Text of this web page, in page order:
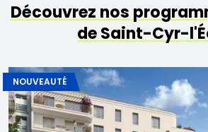
Découvrez nos
de Saint-Cyr-
NOUVEAUTÉ